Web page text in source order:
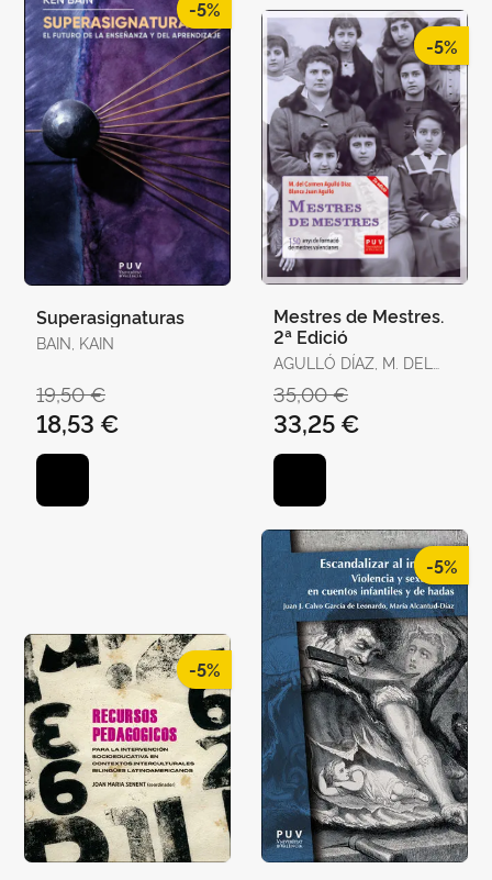
-5%
Superasignaturas
BAIN, KAIN
19,50 €
18,53 €
-5%
Mestres de Mestres.
2ª Edició
AGULLÓ DÍAZ, M. DEL
AGULLÓ, BLANCA
35,00 €
33,25 €
-5%
-5%